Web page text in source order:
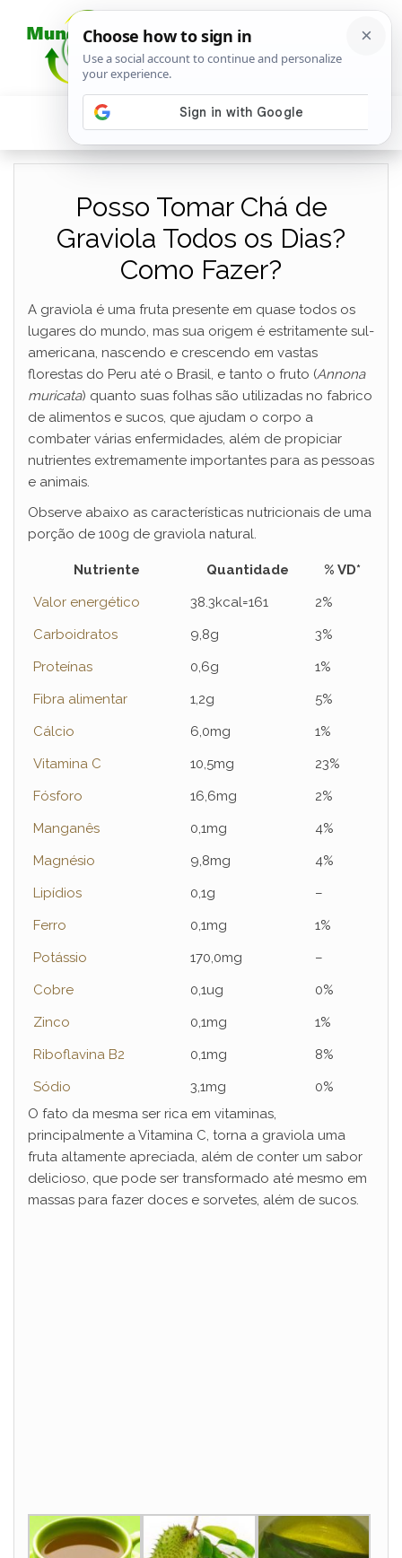
Posso Tomar Chá de
Graviola Todos os Dias?
Como Fazer?
A graviola é uma fruta presente em quase todos os
lugares do mundo, mas sua origem é estritamente sul-
americana, nascendo e crescendo em vastas
florestas do Peru até o Brasil, e tanto o fruto (Annona
muricata) quanto suas folhas são utilizadas no fabrico
de alimentos e sucos, que ajudam o corpo a
combater várias enfermidades, além de propiciar
nutrientes extremamente importantes para as pessoas
e animais.
Observe abaixo as características nutricionais de uma
porção de 100g de graviola natural.
Nutriente Quantidade
% VD*
Valor energético
38.3kcal=161
2%
Carboidratos
9,8g
3%
Proteínas
0,6g
1%
Fibra alimentar
1,2g
5%
Cálcio
6,0mg
1%
Vitamina C
10,5mg
23%
Fósforo
16,6mg
2%
Manganês
0,1mg
4%
Magnésio
9,8mg
4%
Lipídios
0,1g
–
Ferro
0,1mg
1%
Potássio
170,0mg
–
Cobre
0,1ug
0%
Zinco
0,1mg
1%
Riboflavina B2
0,1mg
8%
Sódio
3,1mg
0%
O fato da mesma ser rica em vitaminas,
principalmente a Vitamina C, torna a graviola uma
fruta altamente apreciada, além de conter um sabor
delicioso, que pode ser transformado até mesmo em
massas para fazer doces e sorvetes, além de sucos.